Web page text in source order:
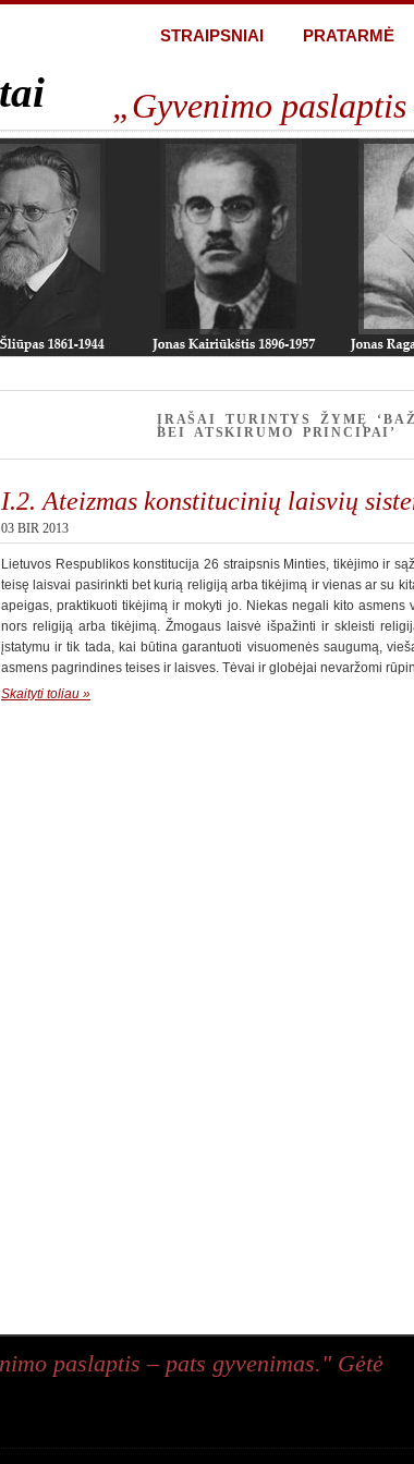
STRAIPSNIAI PRATARMĖ
„Gyvenimo
ĮRAŠAI TURINTYS ŽYMĘ
BEI ATSKIRUMO PRINCIPAI’
I.2. Ateizmas konstitucinių laisvių
03 BIR 2013
Lietuvos Respublikos konstitucija 26 straipsnis Minties, tikėjimo ir
teisę laisvai pasirinkti bet kurią religiją arba tikėjimą ir vienas ar su
apeigas, praktikuoti tikėjimą ir mokyti jo. Niekas negali kito
nors religiją arba tikėjimą. Žmogaus laisvė išpažinti ir skleisti
įstatymu ir tik tada, kai būtina garantuoti visuomenės saugumą,
asmens pagrindines teises ir laisves. Tėvai ir globėjai nevaržomi
Skaityti toliau »
paslaptis – pats gyvenimas." Gėtė